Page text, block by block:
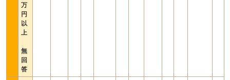
万
円
以
上
無
回
答